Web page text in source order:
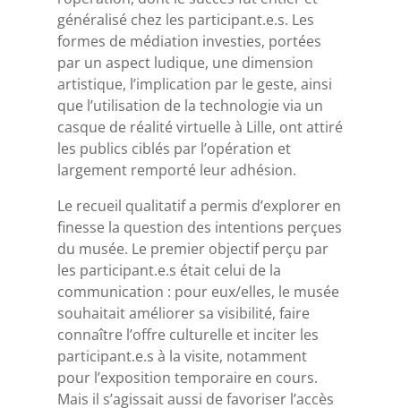
généralisé chez les participant.e.s. Les
formes de médiation investies, portées
par un aspect ludique, une dimension
artistique, l’implication par le geste, ainsi
que l’utilisation de la technologie via un
casque de réalité virtuelle à Lille, ont attiré
les publics ciblés par l’opération et
largement remporté leur adhésion.
Le recueil qualitatif a permis d’explorer en
finesse la question des intentions perçues
du musée. Le premier objectif perçu par
les participant.e.s était celui de la
communication : pour eux/elles, le musée
souhaitait améliorer sa visibilité, faire
connaître l’offre culturelle et inciter les
participant.e.s à la visite, notamment
pour l’exposition temporaire en cours.
Mais il s’agissait aussi de favoriser l’accès